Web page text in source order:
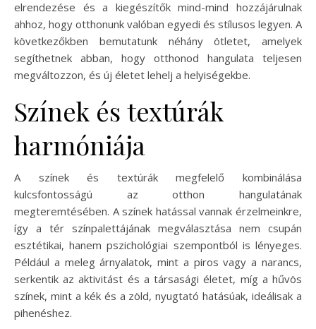
elrendezése és a kiegészítők mind-mind hozzájárulnak
ahhoz, hogy otthonunk valóban egyedi és stílusos legyen. A
következőkben bemutatunk néhány ötletet, amelyek
segíthetnek abban, hogy otthonod hangulata teljesen
megváltozzon, és új életet lehelj a helyiségekbe.
Színek és textúrák
harmóniája
A színek és textúrák megfelelő kombinálása
kulcsfontosságú az otthon hangulatának
megteremtésében. A színek hatással vannak érzelmeinkre,
így a tér színpalettájának megválasztása nem csupán
esztétikai, hanem pszichológiai szempontból is lényeges.
Például a meleg árnyalatok, mint a piros vagy a narancs,
serkentik az aktivitást és a társasági életet, míg a hűvös
színek, mint a kék és a zöld, nyugtató hatásúak, ideálisak a
pihenéshez.